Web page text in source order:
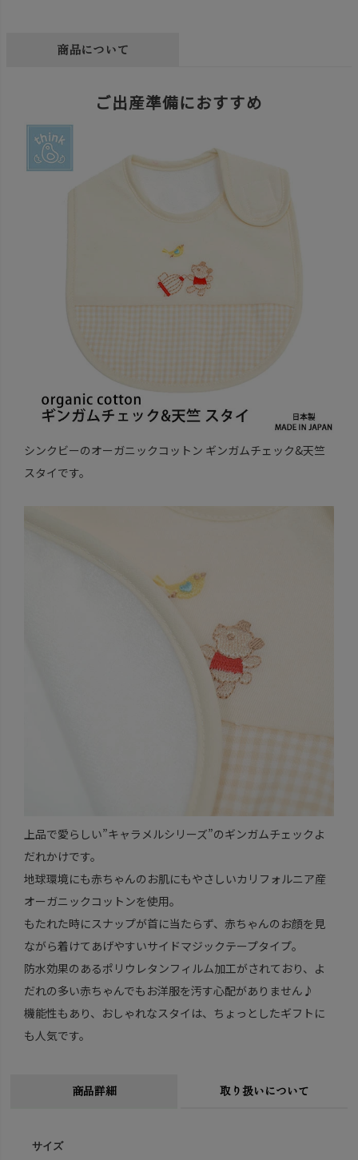
商品について
ご出産準備におすすめ
シンクビーのオーガニックコットン ギンガムチェック&天竺
スタイです。
上品で愛らしい”キャラメルシリーズ”のギンガムチェックよ
だれかけです。
地球環境にも赤ちゃんのお肌にもやさしいカリフォルニア産
オーガニックコットンを使用。
もたれた時にスナップが首に当たらず、赤ちゃんのお顔を見
ながら着けてあげやすいサイドマジックテープタイプ。
防水効果のあるポリウレタンフィルム加工がされており、よ
だれの多い赤ちゃんでもお洋服を汚す心配がありません♪
機能性もあり、おしゃれなスタイは、ちょっとしたギフトに
も人気です。
商品詳細 取り扱いについて
サイズ